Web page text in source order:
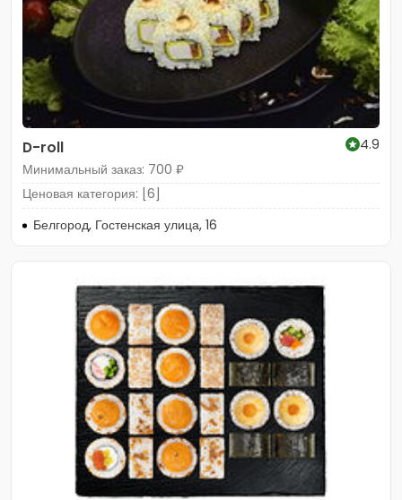
D-roll
4.9
Минимальный заказ: 700 ₽
Ценовая категория: [6]
Белгород, Гостенская улица, 16